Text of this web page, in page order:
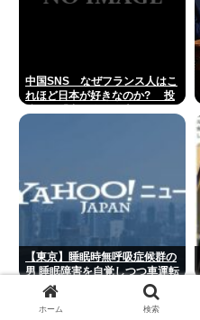
中国SNS なぜフランス人はこ
れほど日本が好きなのか? 投
【東京】睡眠時無呼吸症候群の
男 睡眠障害を自覚しつつ車運転
事故起こし自転車の女性に重傷
負わせ…「厳重処分」意見つけ
書類送検
ホーム 検索